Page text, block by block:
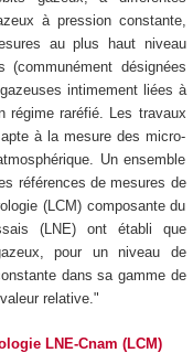
à pression constante,
au plus haut niveau
(communément désignées
intimement liées à
régime raréfié. Les travaux
à la mesure des micro-
Un ensemble
références de mesures de
(LCM) composante du
(LNE) ont établi que
pour un niveau de
dans sa gamme de
relative."
LNE-Cnam (LCM)